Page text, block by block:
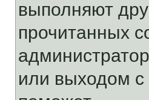
выполняют
прочитанных
или выходом